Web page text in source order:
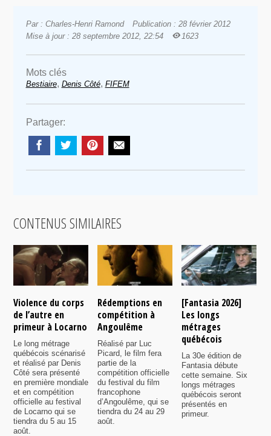
Par : Charles-Henri Ramond
Publication : 28 février 2012
Mise à jour : 28 septembre 2012, 22:54
1623
Mots clés
Bestiaire, Denis Côté, FIFEM
Partager:
CONTENUS SIMILAIRES
Violence du corps
de l’autre en
primeur à Locarno
Le long métrage
québécois scénarisé
et réalisé par Denis
Côté sera présenté
en première mondiale
et en compétition
officielle au festival
de Locarno qui se
tiendra du 5 au 15
août.
Rédemptions en
compétition à
Angoulême
Réalisé par Luc
Picard, le film fera
partie de la
compétition officielle
du festival du film
francophone
d’Angoulême, qui se
tiendra du 24 au 29
août.
[Fantasia 2026]
Les longs
métrages
québécois
La 30e édition de
Fantasia débute
cette semaine. Six
longs métrages
québécois seront
présentés en
primeur.